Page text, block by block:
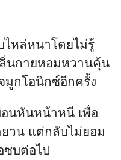
ไหล่หนาโดยไม่รู้
นกายหอมหวานคุ้น
มูกโอนิกซ์อีกครั้ง
นหันหน้าหนี เพื่อ
ยวน แต่กลับไม่ยอม
ซบต่อไป